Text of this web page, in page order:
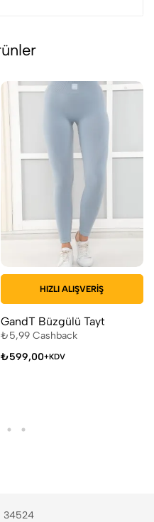
HIZLI ALIŞVERIŞ
GandT Büzgülü Tayt
₺5,99Cashback
₺599,00+KDV
34524